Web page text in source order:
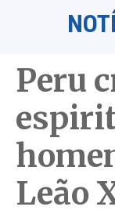
Peru
Leão